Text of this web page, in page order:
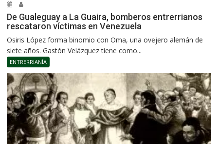
De Gualeguay a La Guaira, bomberos entrerrianos
rescataron víctimas en Venezuela
Osiris López forma binomio con Oma, una ovejero alemán de
siete años. Gastón Velázquez tiene como...
ENTRERRIANÍA